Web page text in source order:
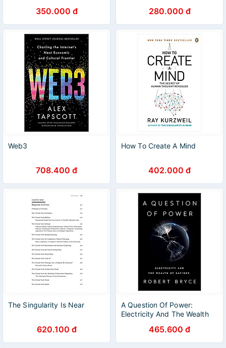
shedding light on spiritual
experience by Robert
Temple
350.000 đ 280.000 đ
Web3
708.400 đ
How To Create A Mind
402.000 đ
The Singularity Is Near
620.100 đ
A Question Of Power:
Electricity And The Wealth
465.600 đ